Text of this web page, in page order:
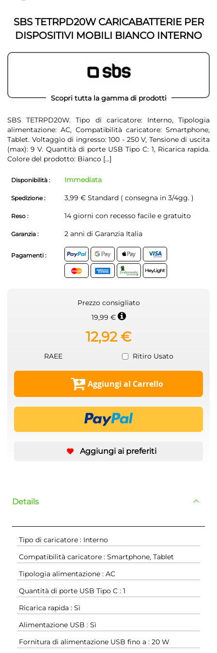
immagini
SBS TETRPD20W CARICABATTERIE PER
DISPOSITIVI MOBILI BIANCO INTERNO
Scopri tutta la gamma di prodotti
SBS TETRPD20W. Tipo di caricatore: Interno, Tipologia
alimentazione: AC, Compatibilità caricatore: Smartphone,
Tablet. Voltaggio di ingresso: 100 - 250 V, Tensione di uscita
(max): 9 V. Quantità di porte USB Tipo C: 1, Ricarica rapida.
Colore del prodotto: Bianco [...]
Disponibilità : Immediata
Spedizione : 3,99 € Standard ( consegna in 3/4gg. )
Reso : 14 giorni con recesso facile e gratuito
Garanzia : 2 anni di Garanzia Italia
Pagamenti :
Prezzo consigliato
19,99 €
12,92 €
RAEE Ritiro Usato
Aggiungi al Carrello
Aggiungi ai preferiti
Details
Tipo di caricatore : Interno
Compatibilità caricatore : Smartphone, Tablet
Tipologia alimentazione : AC
Quantità di porte USB Tipo C : 1
Ricarica rapida : Sì
Alimentazione USB : Sì
Fornitura di alimentazione USB fino a : 20 W